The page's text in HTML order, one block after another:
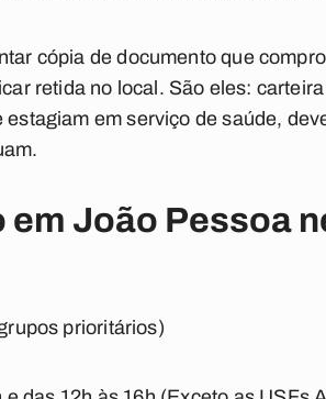
cópia de documento que
retida no local. São eles:
em serviço de saúde,
João Pessoa
prioritários)